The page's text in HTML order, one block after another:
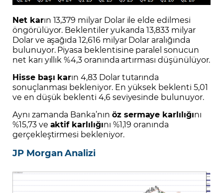
Net karın 13,379 milyar Dolar ile elde edilmesi
öngörülüyor. Beklentiler yukarıda 13,833 milyar
Dolar ve aşağıda 12,616 milyar Dolar aralığında
bulunuyor. Piyasa beklentisine paralel sonucun
net karı yıllık %4,3 oranında artırması düşünülüyor.
Hisse başı karın 4,83 Dolar tutarında
sonuçlanması bekleniyor. En yüksek beklenti 5,01
ve en düşük beklenti 4,6 seviyesinde bulunuyor.
Aynı zamanda Banka’nın öz sermaye karlılığını
%15,73 ve aktif karlılığını %1,19 oranında
gerçekleştirmesi bekleniyor.
JP Morgan Analizi